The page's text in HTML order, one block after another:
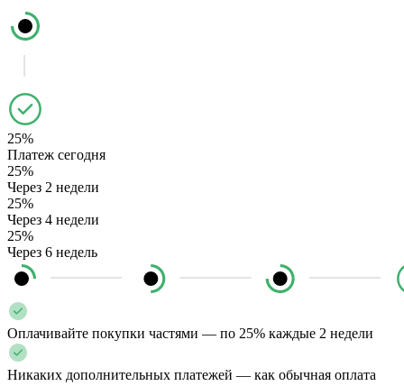
25%
Платеж сегодня
25%
Через 2 недели
25%
Через 4 недели
25%
Через 6 недель
Оплачивайте покупки частями — по 25% каждые 2 недели
Никаких дополнительных платежей — как обычная оплата